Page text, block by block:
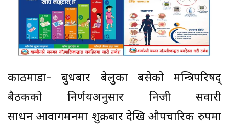
काठमाडौं– बुधबार बेलुका बसेको मन्त्रिपरिषद्
बैठकको निर्णयअनुसार निजी सवारी
साधन आवागमनमा शुक्रबार देखि औपचारिक रुपमा